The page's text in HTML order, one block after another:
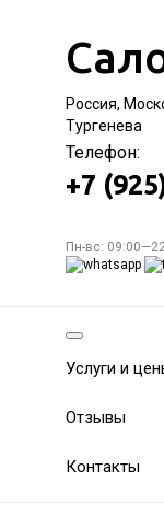
Россия,
Тургенева
Телефон:
+7
Пн-вс:
Услуги и
Отзывы
Контакты